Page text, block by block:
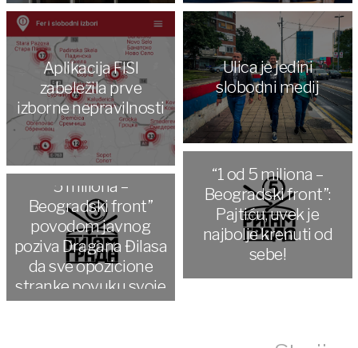
Aplikacija FISI
zabeležila prve
izborne nepravilnosti
Ulica je jedini
slobodni medij
“1 od 5 miliona –
Beogradski front”:
Pajtiću, uvek je
najbolje krenuti od
sebe!
Grupa građana ”1 od
5 miliona –
Beogradski front”
povodom javnog
poziva Dragana Đilasa
da sve opozicione
stranke povuku svoje
liste